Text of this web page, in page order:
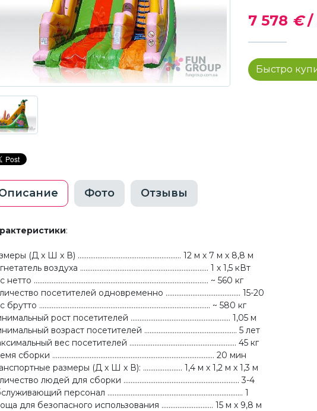
7 578 €/
Быстро
Фото Отзывы
:
(Д x Ш x В) .......................................................... 12 м х 7 м х 8,8 м
воздуха ........................................................................ 1 х 1,5 кВт
нетто .................................................................................................. ~ 560 кг
посетителей одновременно .......................................... 15-20
брутто ................................................................................................ ~ 580 кг
рост посетителей ........................................................ 1,05 м
возраст посетителей .................................................... 5 лет
вес посетителей ............................................................ 45 кг
сборки ........................................................................................... 20 мин
размеры (Д x Ш x В): ...................... 1,4 м х 1,2 м х 1,3 м
людей для сборки ................................................................. 3-4
персонал ............................................................................ 1
для безопасного использования ............................. 15 м х 9,8 м